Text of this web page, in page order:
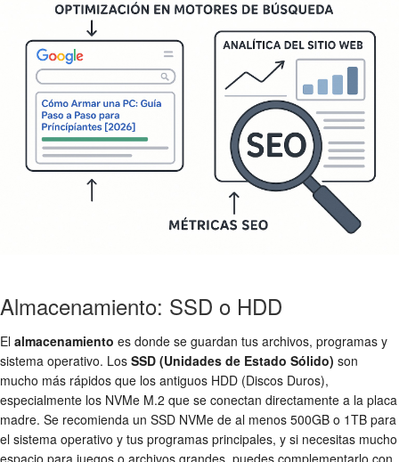
Almacenamiento: SSD o HDD
El almacenamiento es donde se guardan tus archivos, programas y
sistema operativo. Los SSD (Unidades de Estado Sólido) son
mucho más rápidos que los antiguos HDD (Discos Duros),
especialmente los NVMe M.2 que se conectan directamente a la placa
madre. Se recomienda un SSD NVMe de al menos 500GB o 1TB para
el sistema operativo y tus programas principales, y si necesitas mucho